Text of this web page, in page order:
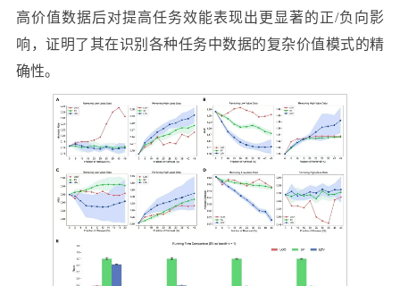
高价值数据后对提高任务效能表现出更显著的正/负向影
响，证明了其在识别各种任务中数据的复杂价值模式的精
确性。